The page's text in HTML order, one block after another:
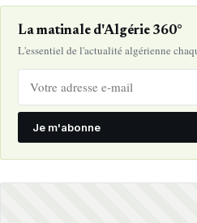
La matinale d'Algérie 360°
L'essentiel de l'actualité algérienne
Je m'abonne